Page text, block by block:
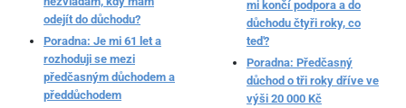
odejít do důchodu?
Poradna: Je mi 61 let a
rozhoduji se mezi
předčasným důchodem a
předdůchodem
mi končí podpora a do
důchodu čtyři roky, co
teď?
Poradna: Předčasný
důchod o tři roky dříve ve
výši 20 000 Kč